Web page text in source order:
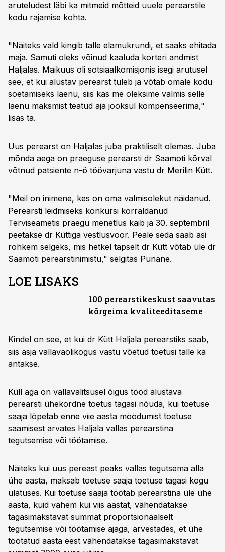
aruteludest läbi ka mitmeid mõtteid uuele perearstile
kodu rajamise kohta.
"Näiteks vald kingib talle elamukrundi, et saaks ehitada
maja. Samuti oleks võinud kaaluda korteri andmist
Haljalas. Maikuus oli sotsiaalkomisjonis isegi arutusel
see, et kui alustav perearst tuleb ja võtab omale kodu
soetamiseks laenu, siis kas me oleksime valmis selle
laenu maksmist teatud aja jooksul kompenseerima,"
lisas ta.
Uus perearst on Haljalas juba praktiliselt olemas. Juba
mõnda aega on praeguse perearsti dr Saamoti kõrval
võtnud patsiente n-ö töövarjuna vastu dr Merilin Kütt.
"Meil on inimene, kes on oma valmisolekut näidanud.
Perearsti leidmiseks konkursi korraldanud
Terviseametis praegu menetlus käib ja 30. septembril
peetakse dr Küttiga vestlusvoor. Peale seda saab asi
rohkem selgeks, mis hetkel täpselt dr Kütt võtab üle dr
Saamoti perearstinimistu," selgitas Punane.
LOE LISAKS
100 perearstikeskust saavutas
kõrgeima kvaliteeditaseme
Kindel on see, et kui dr Kütt Haljala perearstiks saab,
siis äsja vallavaolikogus vastu võetud toetusi talle ka
antakse.
Küll aga on vallavalitsusel õigus tööd alustava
perearsti ühekordne toetus tagasi nõuda, kui toetuse
saaja lõpetab enne viie aasta möödumist toetuse
saamisest arvates Haljala vallas perearstina
tegutsemise või töötamise.
Näiteks kui uus pereast peaks vallas tegutsema alla
ühe aasta, maksab toetuse saaja toetuse tagasi kogu
ulatuses. Kui toetuse saaja töötab perearstina üle ühe
aasta, kuid vähem kui viis aastat, vähendatakse
tagasimakstavat summat proportsionaalselt
tegutsemise või töötamise ajaga, arvestades, et ühe
töötatud aasta eest vähendatakse tagasimakstavat